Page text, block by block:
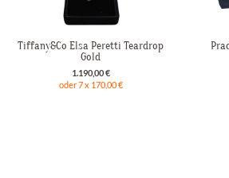
Tiffany&Co Elsa Peretti Teardrop
Gold
oder 7 x 170,00 €
1.190,00 €